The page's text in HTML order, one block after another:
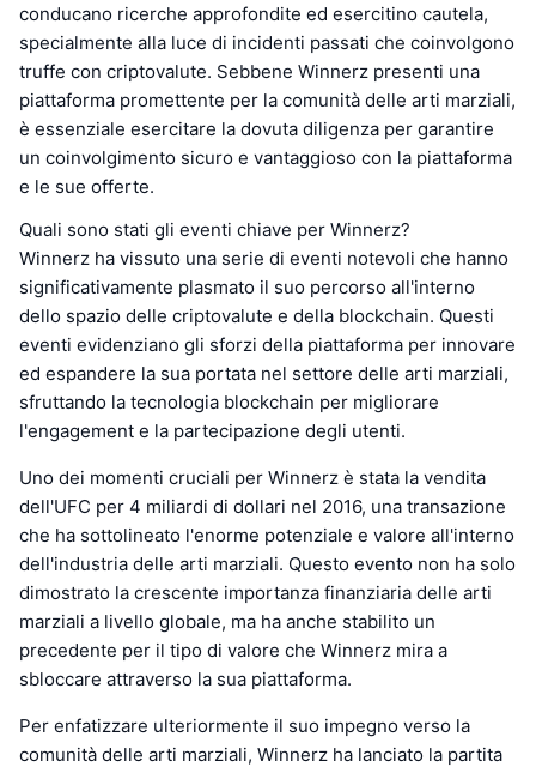
conducano ricerche approfondite ed esercitino cautela,
specialmente alla luce di incidenti passati che coinvolgono
truffe con criptovalute. Sebbene Winnerz presenti una
piattaforma promettente per la comunità delle arti marziali,
è essenziale esercitare la dovuta diligenza per garantire
un coinvolgimento sicuro e vantaggioso con la piattaforma
e le sue offerte.
Quali sono stati gli eventi chiave per Winnerz?
Winnerz ha vissuto una serie di eventi notevoli che hanno
significativamente plasmato il suo percorso all'interno
dello spazio delle criptovalute e della blockchain. Questi
eventi evidenziano gli sforzi della piattaforma per innovare
ed espandere la sua portata nel settore delle arti marziali,
sfruttando la tecnologia blockchain per migliorare
l'engagement e la partecipazione degli utenti.
Uno dei momenti cruciali per Winnerz è stata la vendita
dell'UFC per 4 miliardi di dollari nel 2016, una transazione
che ha sottolineato l'enorme potenziale e valore all'interno
dell'industria delle arti marziali. Questo evento non ha solo
dimostrato la crescente importanza finanziaria delle arti
marziali a livello globale, ma ha anche stabilito un
precedente per il tipo di valore che Winnerz mira a
sbloccare attraverso la sua piattaforma.
Per enfatizzare ulteriormente il suo impegno verso la
comunità delle arti marziali, Winnerz ha lanciato la partita